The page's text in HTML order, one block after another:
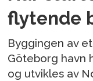
flytende
Byggingen av
Göteborg havn
og utvikles av